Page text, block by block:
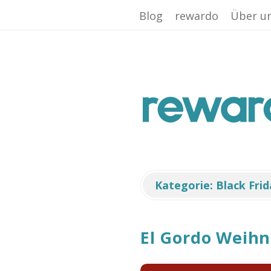
Blog rewardo Über
r
e
a
d
Kategorie: Black
El Gordo